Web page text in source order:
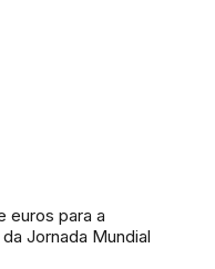
euros para a
Jornada Mundial